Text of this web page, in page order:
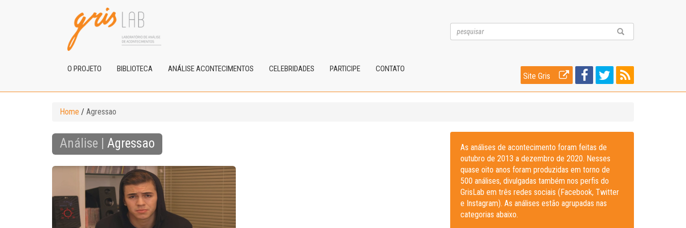
O PROJETO BIBLIOTECA ANÁLISE ACONTECIMENTOS CELEBRIDADES PARTICIPE CONTATO
Site Gris
Home / Agressao
Análise | Agressao
As análises de acontecimento foram feitas de
outubro de 2013 a dezembro de 2020. Nesses
quase oito anos foram produzidas em torno de
500 análises, divulgadas também nos perfis do
GrisLab em três redes sociais (Facebook, Twitter
e Instagram). As análises estão agrupadas nas
categorias abaixo.